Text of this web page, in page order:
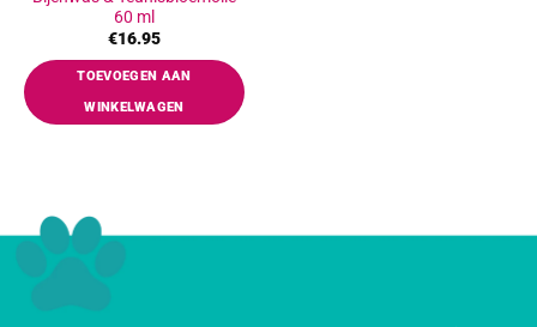
60 ml
€16.95
TOEVOEGEN AAN
WINKELWAGEN